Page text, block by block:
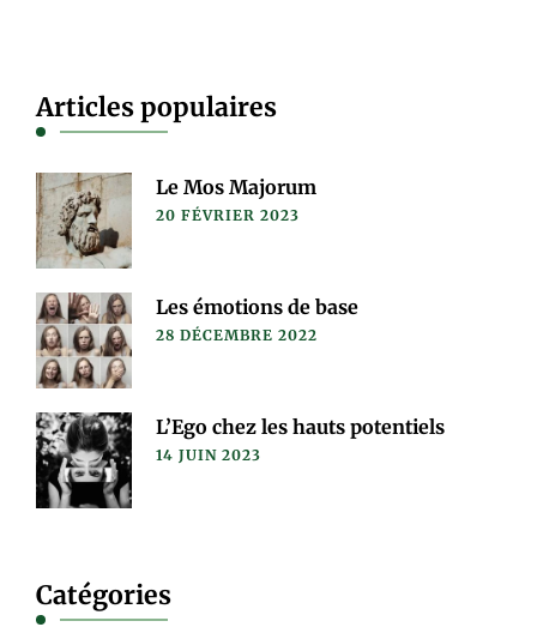
Articles populaires
Le Mos Majorum
20 FÉVRIER 2023
Les émotions de base
28 DÉCEMBRE 2022
L’Ego chez les hauts potentiels
14 JUIN 2023
Catégories